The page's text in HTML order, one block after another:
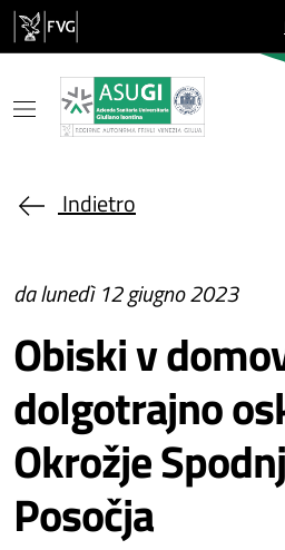
Salta al contenuto principale
Indietro
da lunedì 12 giugno 2023
Obiski v
dolgotrajno
Okrožje
Posočja